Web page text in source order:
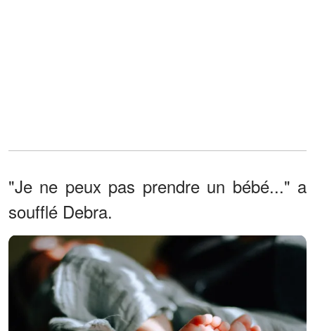
"Je ne peux pas prendre un bébé..." a
soufflé Debra.